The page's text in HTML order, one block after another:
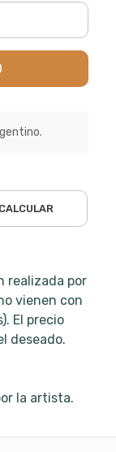
CALCULAR
realizada por
vienen con
El precio
deseado.
la artista.